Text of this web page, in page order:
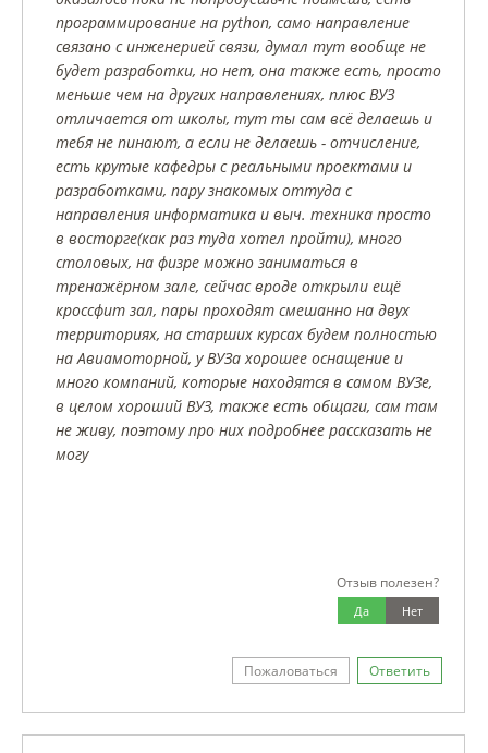
программирование на python, само направление
связано с инженерией связи, думал тут вообще не
будет разработки, но нет, она также есть, просто
меньше чем на других направлениях, плюс ВУЗ
отличается от школы, тут ты сам всё делаешь и
тебя не пинают, а если не делаешь - отчисление,
есть крутые кафедры с реальными проектами и
разработками, пару знакомых оттуда с
направления информатика и выч. техника просто
в восторге(как раз туда хотел пройти), много
столовых, на физре можно заниматься в
тренажёрном зале, сейчас вроде открыли ещё
кроссфит зал, пары проходят смешанно на двух
территориях, на старших курсах будем полностью
на Авиамоторной, у ВУЗа хорошее оснащение и
много компаний, которые находятся в самом ВУЗе,
в целом хороший ВУЗ, также есть общаги, сам там
не живу, поэтому про них подробнее рассказать не
могу
Отзыв полезен?
Нет
Да
Пожаловаться Ответить